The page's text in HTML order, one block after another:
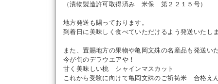
（漬物製造許可取得済み 米保 第２２１５号）
地方発送も賜っております。
到着日に美味しく食べていただけるよう発送いたし
また、置賜地方の果物や亀岡文殊の名産品も発送い
今が旬のデラウエアや！
甘く美味しい桃 シャインマスカット
これから受験に向けて亀岡文殊のご祈祷米 合格え